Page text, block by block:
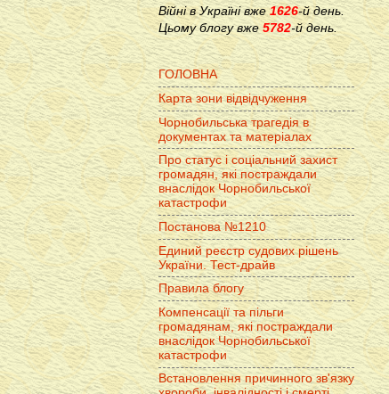
Війні в Україні вже1626-й день.
Цьому блогу вже 5782-й день.
ГОЛОВНА
Карта зони відвідчуження
Чорнобильська трагедія в
документах та матеріалах
Про статус і соціальний захист
громадян, які постраждали
внаслідок Чорнобильської
катастрофи
Постанова №1210
Единий реєстр судових рішень
України. Тест-драйв
Правила блогу
Компенсації та пільги
громадянам, які постраждали
внаслідок Чорнобильської
катастрофи
Встановлення причинного зв'язку